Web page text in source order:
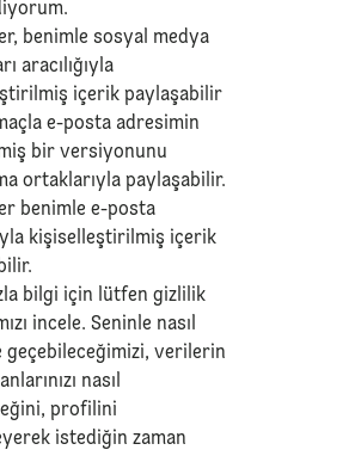
benimle sosyal medya
aracılığıyla
içerik paylaşabilir
e-posta adresimin
bir versiyonunu
ortaklarıyla paylaşabilir.
benimle e-posta
kişiselleştirilmiş içerik
bilgi için lütfengizlilik
incele. Seninle nasıl
geçebileceğimizi, verilerin
nasıl
profilini
istediğin zaman